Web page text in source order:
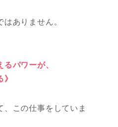
ありません。
パワーが、
、この仕事をしていま